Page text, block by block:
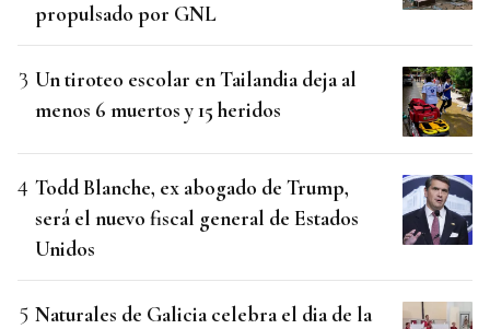
propulsado por GNL
Un tiroteo escolar en Tailandia deja al
menos 6 muertos y 15 heridos
Todd Blanche, ex abogado de Trump,
será el nuevo fiscal general de Estados
Unidos
Naturales de Galicia celebra el dia de la